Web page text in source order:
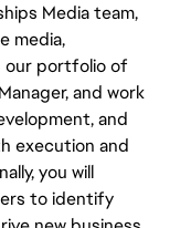
Media team,
media,
our portfolio of
and work
and
execution and
you will
to identify